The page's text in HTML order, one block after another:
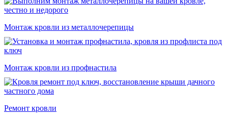
Монтаж кровли из металлочерепицы
Монтаж кровли из профнастила
Ремонт кровли